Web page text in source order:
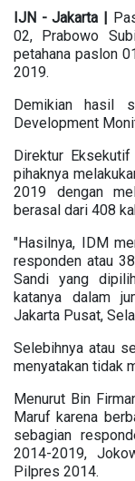
IJN - Jakarta |
02, Prabowo
petahana paslon
2019.
Demikian hasil
Development
Direktur
pihaknya
2019 dengan
berasal dari 408
"Hasilnya, IDM
responden atau
Sandi yang
katanya dalam
Jakarta Pusat,
Selebihnya atau
menyatakan tidak
Menurut Bin
Maruf karena
sebagian
2014-2019,
Pilpres 2014.